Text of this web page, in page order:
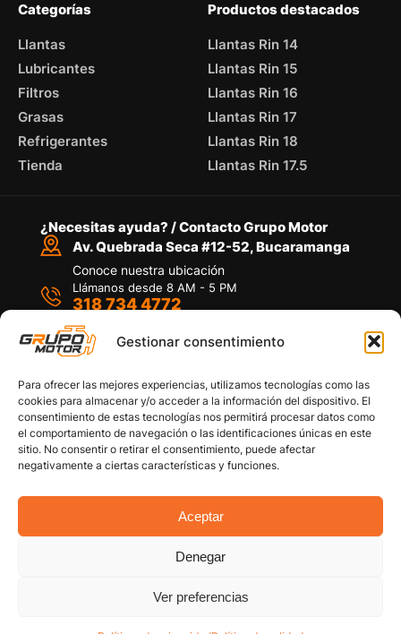
Gestionar consentimiento
Para ofrecer las mejores experiencias, utilizamos tecnologías como las
cookies para almacenar y/o acceder a la información del dispositivo. El
consentimiento de estas tecnologías nos permitirá procesar datos como
el comportamiento de navegación o las identificaciones únicas en este
sitio. No consentir o retirar el consentimiento, puede afectar
negativamente a ciertas características y funciones.
Aceptar
Denegar
Ver preferencias
Categorías
Llantas
Lubricantes
Filtros
Grasas
Refrigerantes
Tienda
Productos destacados
Llantas Rin 14
Llantas Rin 15
Llantas Rin 16
Llantas Rin 17
Llantas Rin 18
Llantas Rin 17.5
¿Necesitas ayuda? / Contacto Grupo Motor
Av. Quebrada Seca #12-52, Bucaramanga
Conoce nuestra ubicación
Llámanos desde 8 AM - 5 PM
318 734 4772
Por medio de WhatsApp
Copyright © 2026 Grupo Motor S.A.S. Todos los
Políticas de privacidad
Política de devoluciones y/o reembolsos
Términos y Condiciones